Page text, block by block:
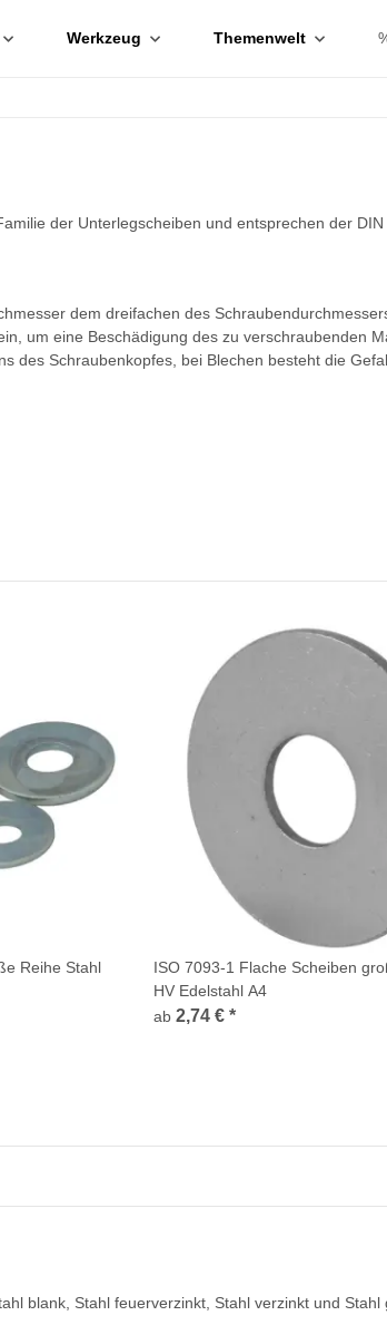
Werkzeug Themenwelt
der Unterlegscheiben und entsprechen der DIN
dem dreifachen des
um eine Beschädigung des zu verschraubenden
des Schraubenkopfes, bei Blechen besteht die
Reihe Stahl
ISO 7093-1 Flache Scheiben
HV Edelstahl A4
ab 2,74 € *
blank, Stahl feuerverzinkt, Stahl verzinkt und Stahl